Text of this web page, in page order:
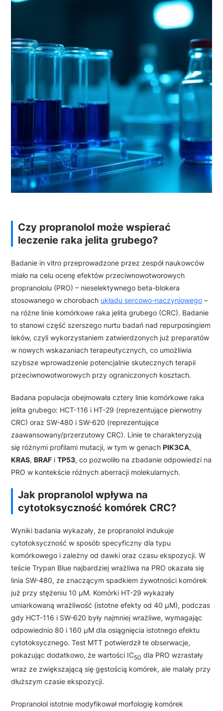
Czy propranolol może wspierać
leczenie raka jelita grubego?
Badanie in vitro przeprowadzone przez zespół naukowców
miało na celu ocenę efektów przeciwnowotworowych
propranololu (PRO) – nieselektywnego beta-blokera
stosowanego w chorobach układu sercowo-naczyniowego –
na różne linie komórkowe raka jelita grubego (CRC). Badanie
to stanowi część szerszego nurtu badań nad repurposingiem
leków, czyli wykorzystaniem zatwierdzonych już preparatów
w nowych wskazaniach terapeutycznych, co umożliwia
szybsze wprowadzenie potencjalnie skutecznych terapii
przeciwnowotworowych przy ograniczonych kosztach.
Badana populacja obejmowała cztery linie komórkowe raka
jelita grubego: HCT-116 i HT-29 (reprezentujące pierwotny
CRC) oraz SW-480 i SW-620 (reprezentujące
zaawansowany/przerzutowy CRC). Linie te charakteryzują
się różnymi profilami mutacji, w tym w genach PIK3CA,
KRAS, BRAF i TP53, co pozwoliło na zbadanie odpowiedzi na
PRO w kontekście różnych aberracji molekularnych.
Jak propranolol wpływa na
cytotoksyczność komórek CRC?
Wyniki badania wykazały, że propranolol indukuje
cytotoksyczność w sposób specyficzny dla typu
komórkowego i zależny od dawki oraz czasu ekspozycji. W
teście Trypan Blue najbardziej wrażliwa na PRO okazała się
linia SW-480, ze znaczącym spadkiem żywotności komórek
już przy stężeniu 10 μM. Komórki HT-29 wykazały
umiarkowaną wrażliwość (istotne efekty od 40 μM), podczas
gdy HCT-116 i SW-620 były najmniej wrażliwe, wymagając
odpowiednio 80 i 160 μM dla osiągnięcia istotnego efektu
cytotoksycznego. Test MTT potwierdził te obserwacje,
pokazując dodatkowo, że wartości IC50 dla PRO wzrastały
wraz ze zwiększającą się gęstością komórek, ale malały przy
dłuższym czasie ekspozycji.
Propranolol istotnie modyfikował morfologię komórek